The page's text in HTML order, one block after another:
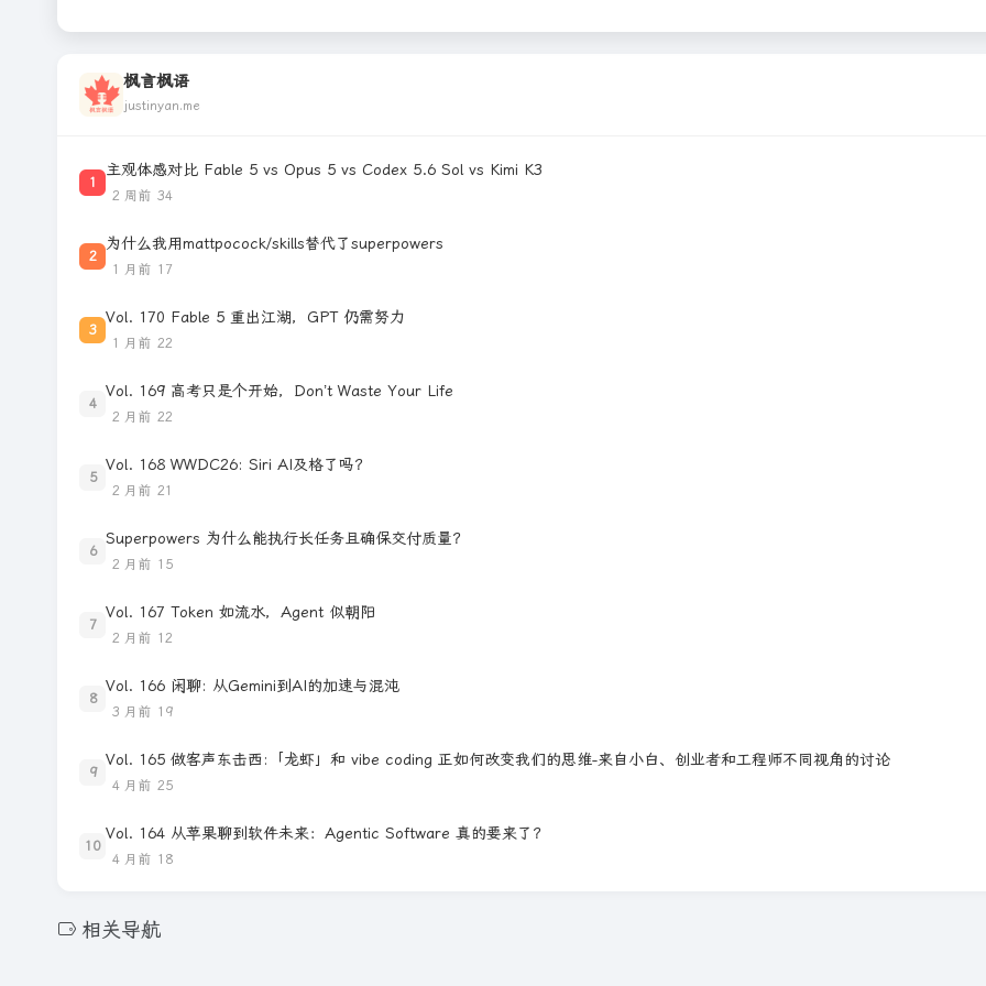
枫言枫语
justinyan.me
1
主观体感对比 Fable 5 vs Opus 5 vs Codex 5.6 Sol vs Kimi K3
2 周前 34
2
为什么我用mattpocock/skills替代了superpowers
1 月前 17
3
Vol. 170 Fable 5 重出江湖，GPT 仍需努力
1 月前 22
4
Vol. 169 高考只是个开始，Don’t Waste Your Life
2 月前 22
5
Vol. 168 WWDC26: Siri AI及格了吗？
2 月前 21
6
Superpowers 为什么能执行长任务且确保交付质量？
2 月前 15
7
Vol. 167 Token 如流水，Agent 似朝阳
2 月前 12
8
Vol. 166 闲聊: 从Gemini到AI的加速与混沌
3 月前 19
9
Vol. 165 做客声东击西:「龙虾」和 vibe coding 正如何改变我们的思维-来自小白、创业者和工程师不同视角的讨论
4 月前 25
10
Vol. 164 从苹果聊到软件未来：Agentic Software 真的要来了？
4 月前 18
相关导航